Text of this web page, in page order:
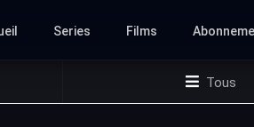
Series Films
Tous